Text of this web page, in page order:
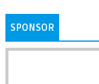
SPONSOR